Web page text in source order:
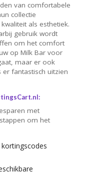
van comfortabele
collectie
als esthetiek.
gebruik wordt
om het comfort
op Milk Bar voor
maar er ook
fantastisch uitzien
met
om het